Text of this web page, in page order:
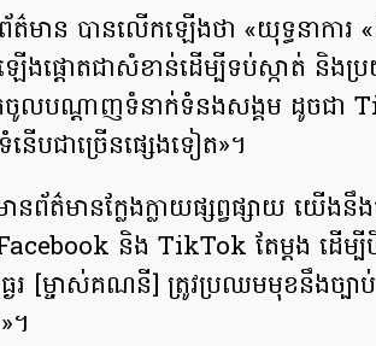
ព័ត៌មាន បានលើកឡើងថា «​យុទ្ធនាកា
ើងផ្តោតជាសំខាន់ដើម្បីទប់ស្កាត់ និងប្រ
តចូល​បណ្ដាញទំនាក់​ទំនងសង្គម ដូចជា
ើបជាច្រើនផ្សេងទៀត»។
ត៌មាន​ក្លែង​ក្លាយ​ផ្សព្វផ្សាយ​ យើង​នឹង​
Facebook និង TikTok តែម្ដង ដើ
រ [ម្ចាស់​គណនី] ត្រូវ​ប្រឈម​មុខ​នឹង​ច្បាប់
។